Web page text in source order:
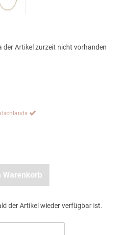
der Artikel zurzeit nicht vorhanden
Warenkorb
der Artikel wieder verfügbar ist.